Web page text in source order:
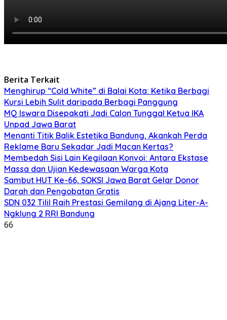
Berita Terkait
Menghirup “Cold White” di Balai Kota: Ketika Berbagi
Kursi Lebih Sulit daripada Berbagi Panggung
MQ Iswara Disepakati Jadi Calon Tunggal Ketua IKA
Unpad Jawa Barat
Menanti Titik Balik Estetika Bandung, Akankah Perda
Reklame Baru Sekadar Jadi Macan Kertas?
Membedah Sisi Lain Kegilaan Konvoi: Antara Ekstase
Massa dan Ujian Kedewasaan Warga Kota
Sambut HUT Ke-66, SOKSI Jawa Barat Gelar Donor
Darah dan Pengobatan Gratis
SDN 032 Tilil Raih Prestasi Gemilang di Ajang Liter-A-
Ngklung 2 RRI Bandung
66